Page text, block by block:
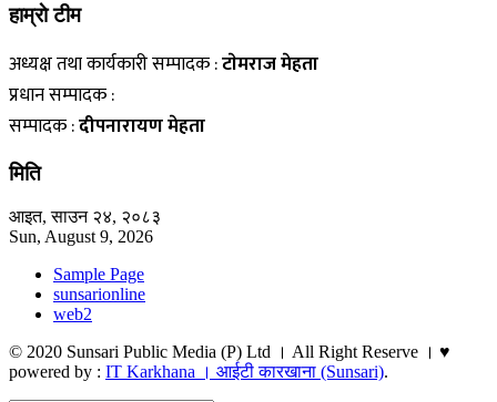
हाम्राे टीम
अध्यक्ष तथा कार्यकारी सम्पादक :टाेमराज मेहता
प्रधान सम्पादक :
सम्पादक :दीपनारायण मेहता
मिति
आइत, साउन २४, २०८३
Sun, August 9, 2026
Sample Page
sunsarionline
web2
© 2020 Sunsari Public Media (P) Ltd । All Right Reserve । ♥
powered by : IT Karkhana । आईटी कारखाना (Sunsari).